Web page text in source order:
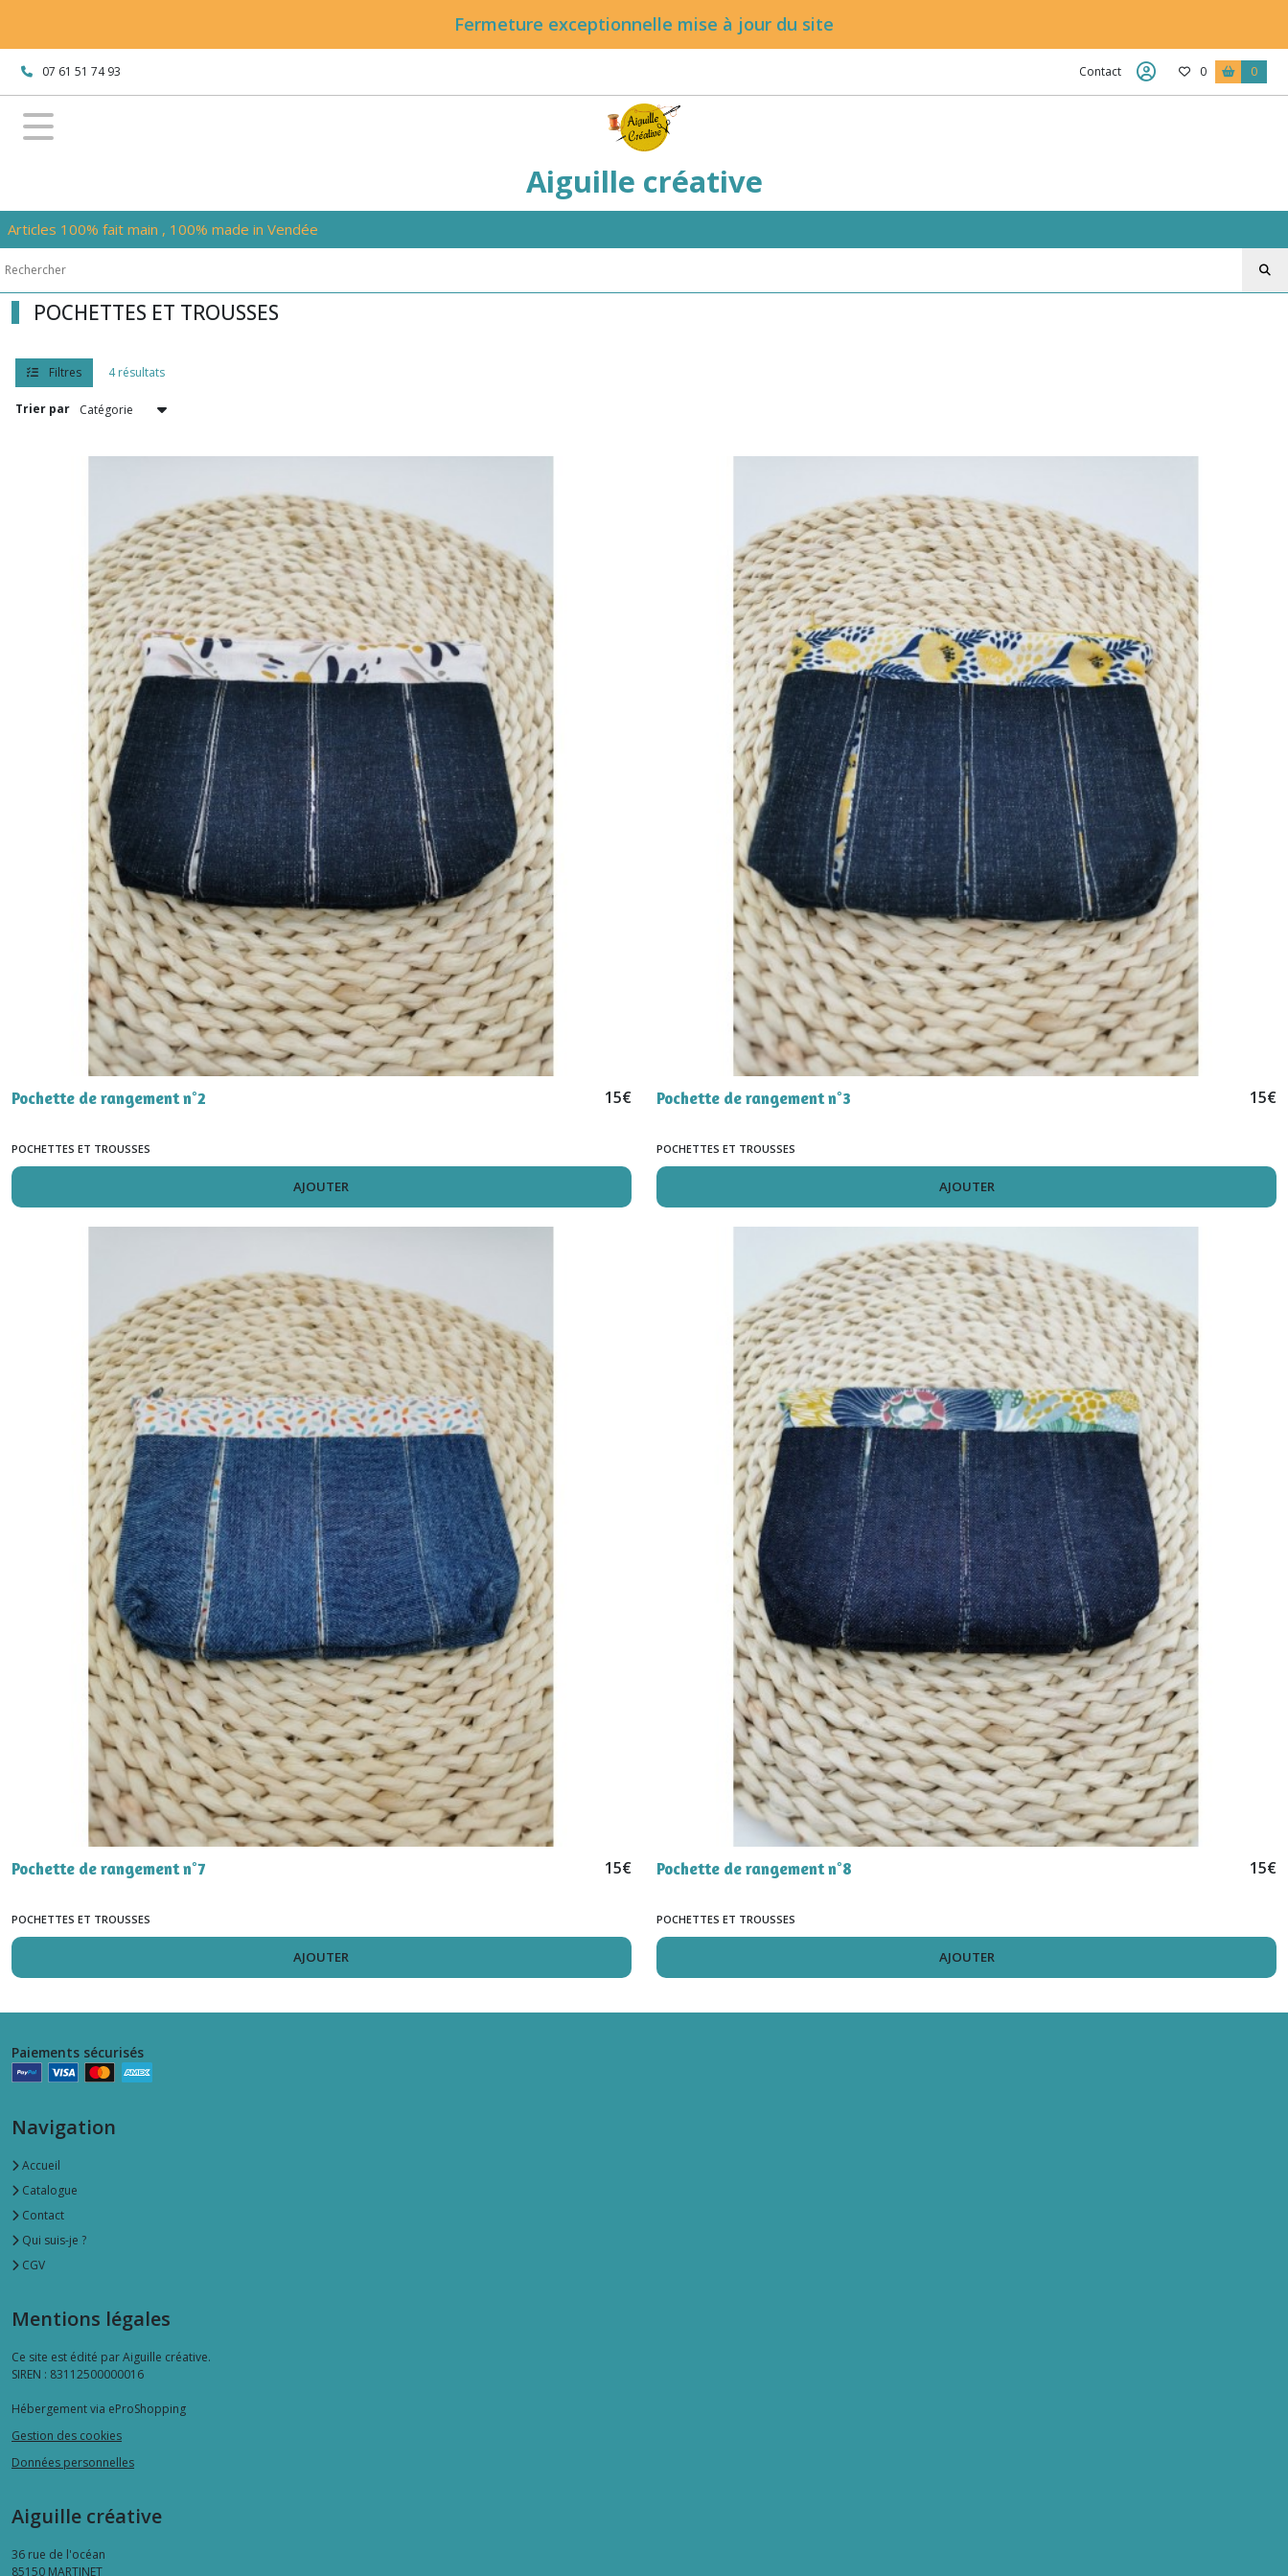
Fermeture exceptionnelle mise à jour du site
07 61 51 74 93 Contact 0 0
Aiguille créative
Articles 100% fait main , 100% made in Vendée
POCHETTES ET TROUSSES
Filtres 4 résultats
Trier par
Pochette de rangement n°2 15€
POCHETTES ET TROUSSES
AJOUTER
Pochette de rangement n°3 15€
POCHETTES ET TROUSSES
AJOUTER
Pochette de rangement n°7 15€
POCHETTES ET TROUSSES
AJOUTER
Pochette de rangement n°8 15€
POCHETTES ET TROUSSES
AJOUTER
FILTRES
Tous
TROUSSES
Afficher
les
résultats
Paiements sécurisés
Navigation
Accueil
Catalogue
Contact
Qui suis-je ?
CGV
Mentions légales
Ce site est édité par Aiguille créative.
SIREN : 83112500000016
Hébergement via eProShopping
Gestion des cookies
Données personnelles
Aiguille créative
36 rue de l'océan
85150 MARTINET